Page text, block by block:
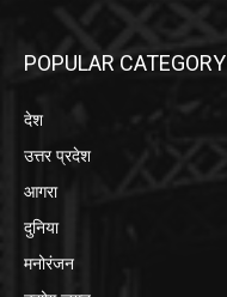
POPULAR CATEGORY
देश
उत्तर प्रदेश
आगरा
दुनिया
मनोरंजन